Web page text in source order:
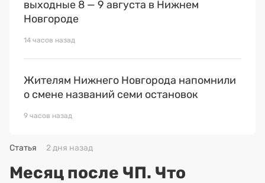
выходные 8 — 9 августа в Нижнем
Новгороде
14 часов назад
Жителям Нижнего Новгорода напомнили
о смене названий семи остановок
9 часов назад
Статья 2 дня назад
Месяц после ЧП. Что